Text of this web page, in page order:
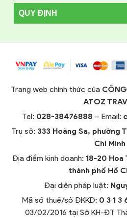
QUY ĐỊNH
Trang web chính thức của
ATOZ
Tel: 028-38476888 – Email:
Trụ sở: 333 Hoàng Sa, phường
Chí Minh
Địa điểm kinh doanh: 18-20 Hoa
thành phố Hồ
Đại diện pháp luật:
Mã số thuế/số ĐKKD: 0 3 1 3
03/02/2016 tại Sở KH-ĐT